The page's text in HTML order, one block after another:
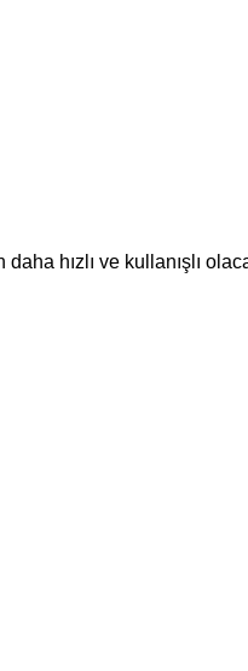
hızlı ve kullanışlı